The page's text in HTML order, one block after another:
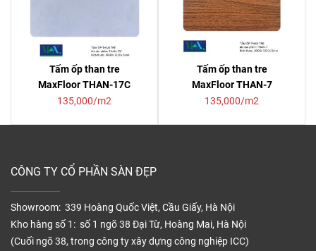
Tấm ốp than tre
MaxFloor THAN-17C
135,000/m2
Tấm ốp than tre
MaxFloor THAN-7
135,000/m2
CÔNG TY CỔ PHẦN SÀN ĐẸP
Showroom: 339 Hoàng Quốc Việt, Cầu Giấy, Hà Nội
Kho hàng số 1: số 1 ngõ 38 Đại Từ, Hoàng Mai, Hà Nội
(Cuối ngõ 38, trong công ty xây dựng công nghiệp ICC)